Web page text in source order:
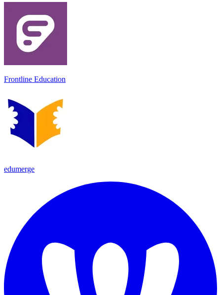
Frontline Education
edumerge